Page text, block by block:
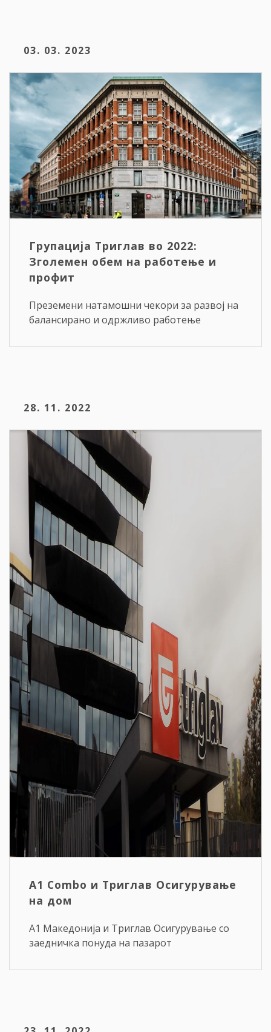
03. 03. 2023
Групација Триглав во 2022:
Зголемен обем на работење и
профит
Преземени натамошни чекори за развој на
балансирано и одржливо работење
28. 11. 2022
A1 Combo и Триглав Осигурување
на дом
A1 Македонија и Триглав Осигурување со
заедничка понуда на пазарот